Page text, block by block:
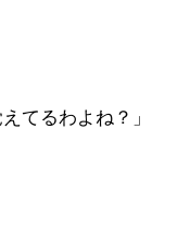
てるわよね？」